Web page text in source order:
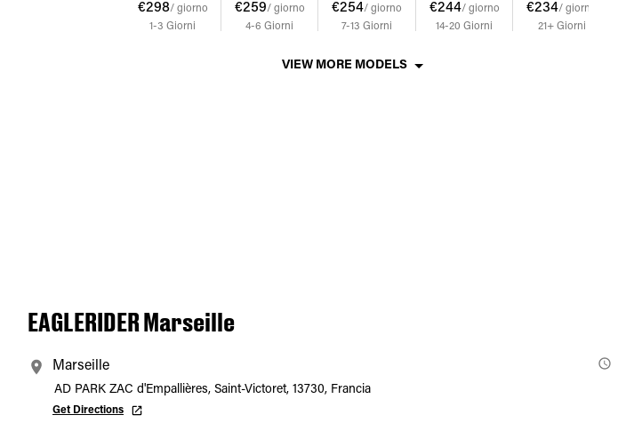
€298/ giorno
1-3Giorni
€259/ giorno
4-6Giorni
€254/ giorno
7-13Giorni
€244/ giorno
14-20Giorni
€234/ giorno
21+ Giorni
VIEW MORE MODELS
EAGLERIDER Marseille
Marseille
AD PARK ZAC d'Empallières, Saint-Victoret, 13730, Francia
Get Directions